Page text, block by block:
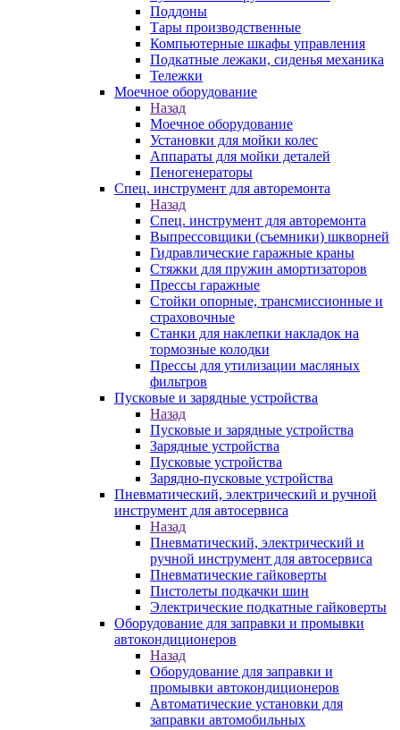
Поддоны
Тары производственные
Компьютерные шкафы управления
Подкатные лежаки, сиденья механика
Тележки
Моечное оборудование
Назад
Моечное оборудование
Установки для мойки колес
Аппараты для мойки деталей
Пеногенераторы
Спец. инструмент для авторемонта
Назад
Спец. инструмент для авторемонта
Выпрессовщики (съемники) шкворней
Гидравлические гаражные краны
Стяжки для пружин амортизаторов
Прессы гаражные
Стойки опорные, трансмиссионные и
страховочные
Станки для наклепки накладок на
тормозные колодки
Прессы для утилизации масляных
фильтров
Пусковые и зарядные устройства
Назад
Пусковые и зарядные устройства
Зарядные устройства
Пусковые устройства
Зарядно-пусковые устройства
Пневматический, электрический и ручной
инструмент для автосервиса
Назад
Пневматический, электрический и
ручной инструмент для автосервиса
Пневматические гайковерты
Пистолеты подкачки шин
Электрические подкатные гайковерты
Оборудование для заправки и промывки
автокондиционеров
Назад
Оборудование для заправки и
промывки автокондиционеров
Автоматические установки для
заправки автомобильных